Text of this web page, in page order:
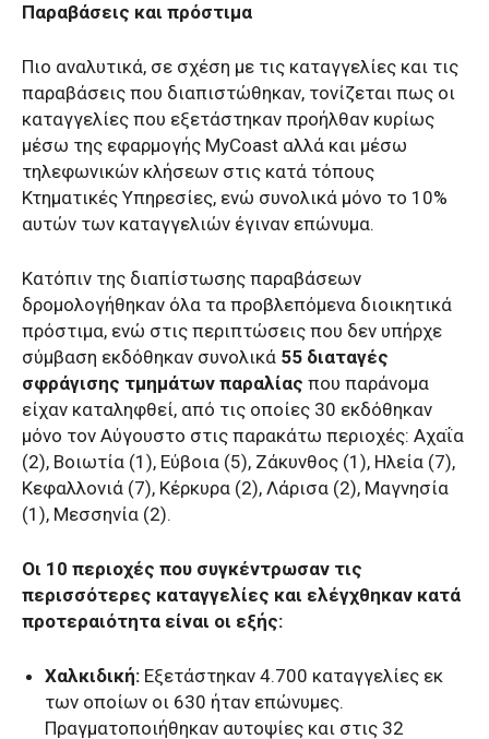
Παραβάσεις και πρόστιμα
Πιο αναλυτικά, σε σχέση με τις καταγγελίες και τις
παραβάσεις που διαπιστώθηκαν, τονίζεται πως οι
καταγγελίες που εξετάστηκαν προήλθαν κυρίως
μέσω της εφαρμογής MyCoast αλλά και μέσω
τηλεφωνικών κλήσεων στις κατά τόπους
Κτηματικές Υπηρεσίες, ενώ συνολικά μόνο το 10%
αυτών των καταγγελιών έγιναν επώνυμα.
Κατόπιν της διαπίστωσης παραβάσεων
δρομολογήθηκαν όλα τα προβλεπόμενα διοικητικά
πρόστιμα, ενώ στις περιπτώσεις που δεν υπήρχε
σύμβαση εκδόθηκαν συνολικά 55 διαταγές
σφράγισης τμημάτων παραλίας που παράνομα
είχαν καταληφθεί, από τις οποίες 30 εκδόθηκαν
μόνο τον Αύγουστο στις παρακάτω περιοχές: Αχαΐα
(2), Βοιωτία (1), Εύβοια (5), Ζάκυνθος (1), Ηλεία (7),
Κεφαλλονιά (7), Κέρκυρα (2), Λάρισα (2), Μαγνησία
(1), Μεσσηνία (2).
Οι 10 περιοχές που συγκέντρωσαν τις
περισσότερες καταγγελίες και ελέγχθηκαν κατά
προτεραιότητα είναι οι εξής:
Χαλκιδική: Εξετάστηκαν 4.700 καταγγελίες εκ
των οποίων οι 630 ήταν επώνυμες.
Πραγματοποιήθηκαν αυτοψίες και στις 32